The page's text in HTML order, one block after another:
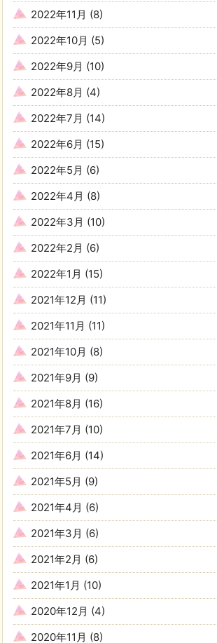
2022年11月 (8)
2022年10月 (5)
2022年9月 (10)
2022年8月 (4)
2022年7月 (14)
2022年6月 (15)
2022年5月 (6)
2022年4月 (8)
2022年3月 (10)
2022年2月 (6)
2022年1月 (15)
2021年12月 (11)
2021年11月 (11)
2021年10月 (8)
2021年9月 (9)
2021年8月 (16)
2021年7月 (10)
2021年6月 (14)
2021年5月 (9)
2021年4月 (6)
2021年3月 (6)
2021年2月 (6)
2021年1月 (10)
2020年12月 (4)
2020年11月 (8)